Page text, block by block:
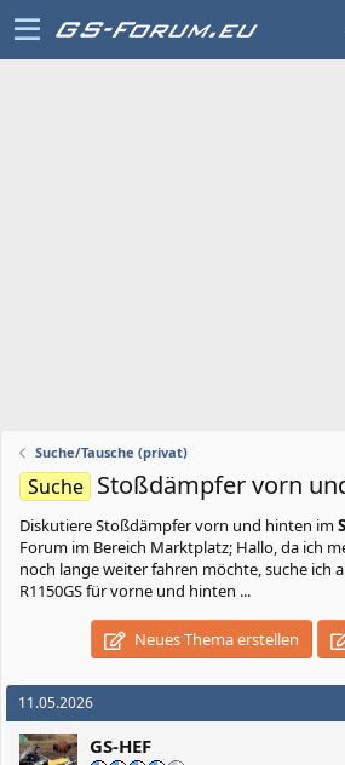
Suche/Tausche (privat)
Suche Stoßdämpfer vorn
DiskutiereStoßdämpfer vorn und hinten im
Forum im Bereich Marktplatz; Hallo, da ich
noch lange weiter fahren möchte, suche ich
R1150GS für vorne und hinten ...
Neues Thema erstellen
11.05.2026
GS-HEF